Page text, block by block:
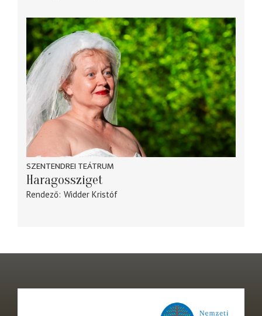
SZENTENDREI TEÁTRUM
Haragossziget
Rendező Widder Kristóf